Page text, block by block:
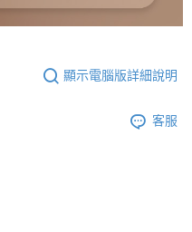
顯示電腦版詳細說明
客服